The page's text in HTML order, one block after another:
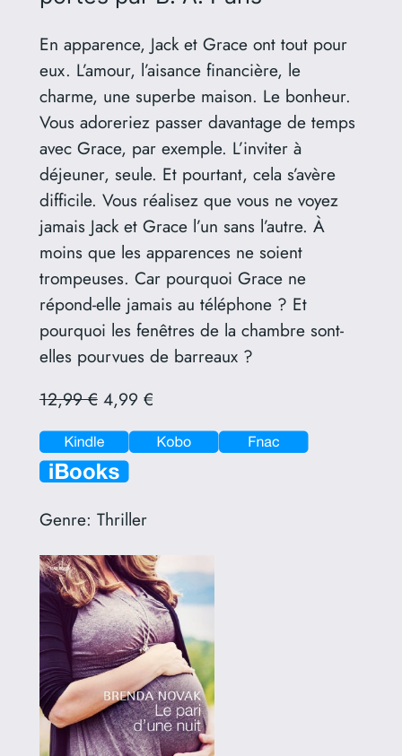
En apparence, Jack et Grace ont tout pour
eux. L’amour, l’aisance financière, le
charme, une superbe maison. Le bonheur.
Vous adoreriez passer davantage de temps
avec Grace, par exemple. L’inviter à
déjeuner, seule. Et pourtant, cela s’avère
difficile. Vous réalisez que vous ne voyez
jamais Jack et Grace l’un sans l’autre. À
moins que les apparences ne soient
trompeuses. Car pourquoi Grace ne
répond-elle jamais au téléphone ? Et
pourquoi les fenêtres de la chambre sont-
elles pourvues de barreaux ?
12,99 €4,99 €
Genre: Thriller